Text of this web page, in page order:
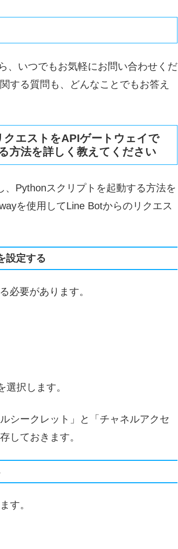
、いつでもお気軽にお問い合わせくだ
する質問も、どんなことでもお答え
エストをAPIゲートウェイで
方法を詳しく教えてください
Pythonスクリプトを起動する方法を
を使用してLine Botからのリクエス
設定する
必要があります。
選択します。
シークレット」と「チャネルアクセ
しておきます。
す。